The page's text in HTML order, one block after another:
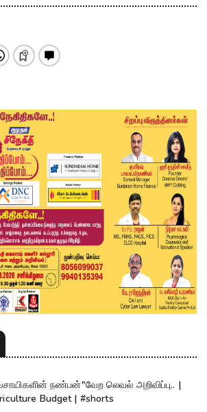
நண்பன்"வேற லெவல் அறிவிப்பு.. |
Budget | #shorts